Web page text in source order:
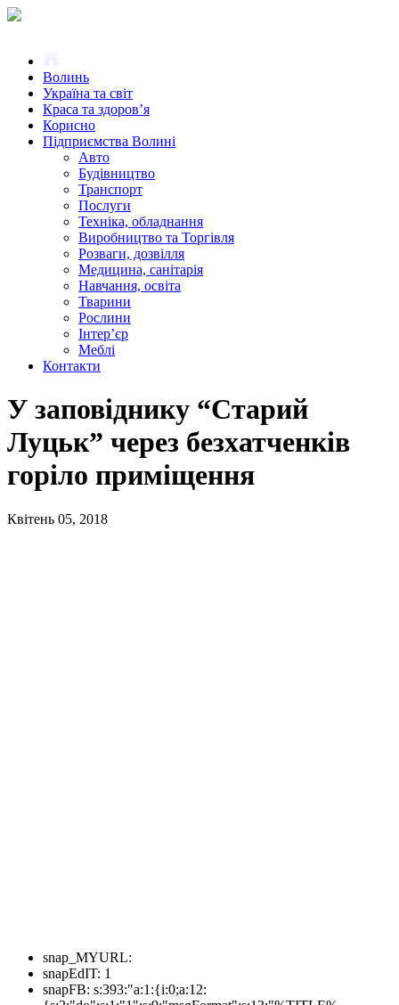
Волинь
Україна та світ
Краса та здоров’я
Корисно
Підприємства Волині
Авто
Будівництво
Транспорт
Послуги
Техніка, обладнання
Виробництво та Торгівля
Розваги, дозвілля
Медицина, санітарія
Навчання, освіта
Тварини
Рослини
Інтер’єр
Меблі
Контакти
У заповіднику “Старий
Луцьк” через безхатченків
горіло приміщення
Квітень 05, 2018
snap_MYURL:
snapEdIT: 1
snapFB: s:393:"a:1:{i:0;a:12: